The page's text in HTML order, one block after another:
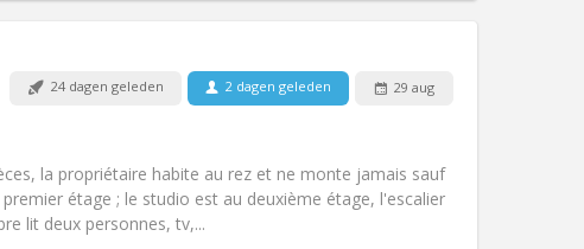
24 dagen geleden 2 dagen geleden 29 aug
la propriétaire habite au rez et ne monte jamais sauf
étage ; le studio est au deuxième étage, l'escalier
lit deux personnes, tv,...
Andere
Sfeer:Hartelijk
Huisdieren:Nee